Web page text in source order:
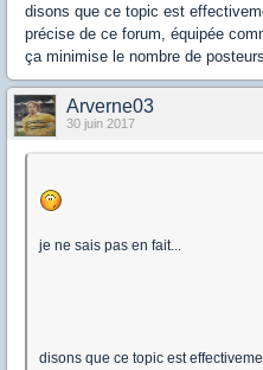
disons que ce topic est
précise de ce forum, équipée
ça minimise le nombre de
Arverne03
30 juin 2017
je ne sais pas en fait...
disons que ce topic est